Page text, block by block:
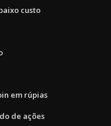
custo
em rúpias
de ações